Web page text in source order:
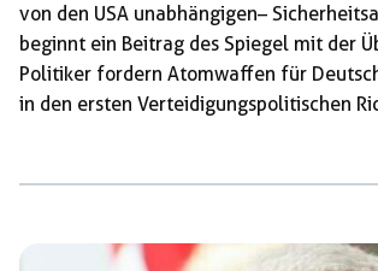
von den USA unabhängigen –
beginnt ein Beitrag des Spiegel mit der
Politiker fordern Atomwaffen für
in den ersten Verteidigungspolitischen
neuen Deutschlands gerückt. Von